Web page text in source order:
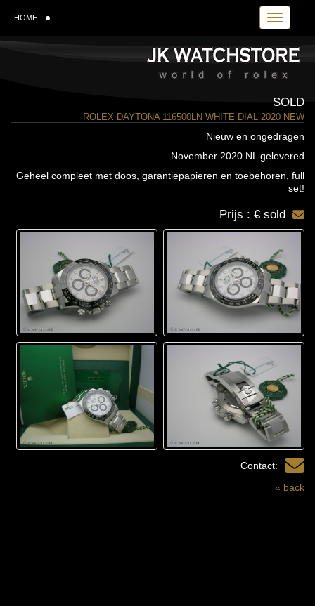
Toggle
HOME
SOLD
ROLEX DAYTONA 116500LN WHITE DIAL 2020 NEW
Nieuw en ongedragen
November 2020 NL gelevered
Geheel compleet met doos, garantiepapieren en toebehoren, full
set!
Prijs : € sold
Contact:
« back